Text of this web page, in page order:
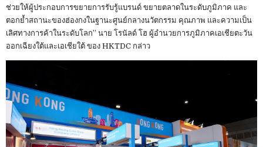
ช่วยให้ผู้ประกอบการขยายการรับรู้แบรนด์ ขยายตลาดในระดับภูมิภาค และ
ตอกย้ำสถานะของฮ่องกงในฐานะศูนย์กลางนวัตกรรม คุณภาพ และความเป็น
เลิศทางการค้าในระดับโลก” นาย โรนัลด์ โฮ ผู้อำนวยการภูมิภาคเอเชียตะวัน
ออกเฉียงใต้และเอเชียใต้ ของ HKTDC กล่าว